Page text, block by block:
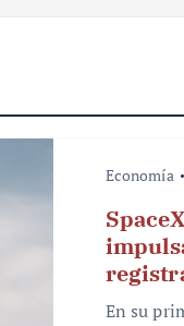
Economía
En su